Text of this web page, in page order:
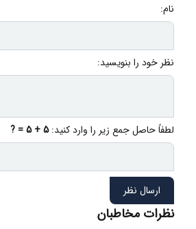
نام:
نظر خود را بنویسید:
لطفاً حاصل جمع زیر را وارد کنید:5 + 5 = ?
ارسال نظر
نظرات مخاطبان